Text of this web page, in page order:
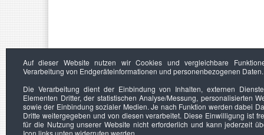
Auf dieser Website nutzen wir Cookies und vergleichbare
Verarbeitung von Endgeräteinformationen und personenbezogenen Daten.
Die Verarbeitung dient der Einbindung von Inhalten, externen
Elementen Dritter, der statistischen Analyse/Messung, personalisierten
sowie der Einbindung sozialer Medien. Je nach Funktion werden dabei
Dritte weitergegeben und von diesen verarbeitet. Diese Einwilligung ist
für die Nutzung unserer Website nicht erforderlich und kann jederzeit
Icon links unten widerrufen werden.